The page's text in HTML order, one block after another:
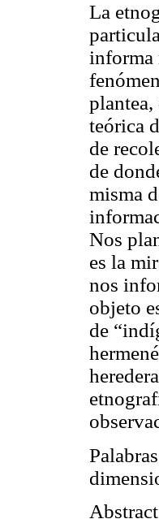
La
informa
teórica
de
de
misma
Nos
es la
nos
objeto
de
Abstract